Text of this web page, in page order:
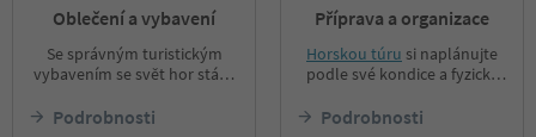
Oblečení a vybavení
Se správným turistickým
vybavením se svět hor stává
bezpečným místem. Vyberte
Podrobnosti
Příprava a organizace
Horskou túru si naplánujte
podle své kondice a fyzické
náročnost a délku zvolené
Podrobnosti